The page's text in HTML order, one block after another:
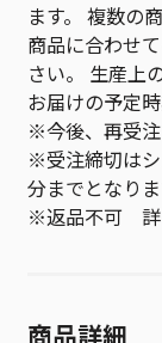
ます。 複数の
商品に合わせ
さい。 生産上
お届けの予定
※今後、再受注
※受注締切は
分までとなりま
※返品不可 詳
商品詳細